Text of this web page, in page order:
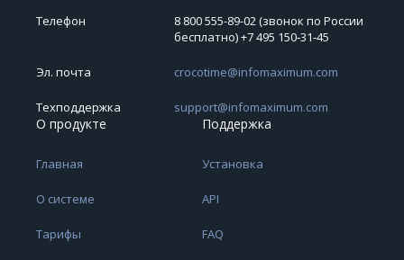
Телефон
8 800 555-89-02 (звонок по России
бесплатно) +7 495 150‑31‑45
Эл. почта crocotime@infomaximum.com
Техподдержка support@infomaximum.com
О продукте
Главная
О системе
Тарифы
Поддержка
Установка
API
FAQ